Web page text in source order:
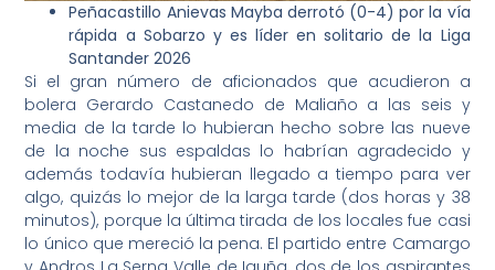
Peñacastillo Anievas Mayba derrotó (0-4) por la vía
rápida a Sobarzo y es líder en solitario de la Liga
Santander 2026
Si el gran número de aficionados que acudieron a
bolera Gerardo Castanedo de Maliaño a las seis y
media de la tarde lo hubieran hecho sobre las nueve
de la noche sus espaldas lo habrían agradecido y
además todavía hubieran llegado a tiempo para ver
algo, quizás lo mejor de la larga tarde (dos horas y 38
minutos), porque la última tirada de los locales fue casi
lo único que mereció la pena. El partido entre Camargo